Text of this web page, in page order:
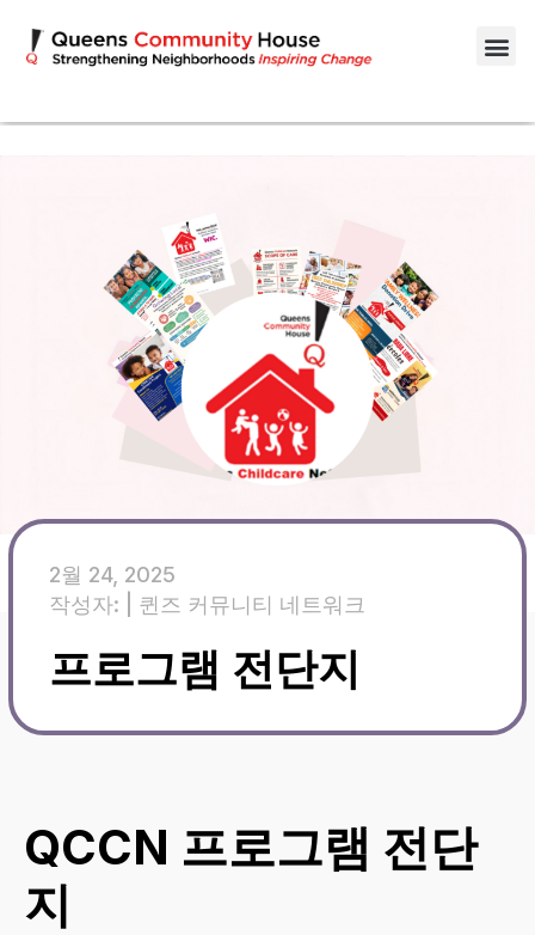
2월 24, 2025
작성자: | 퀸즈 커뮤니티 네트워크
프로그램 전단지
QCCN 프로그램 전단
지